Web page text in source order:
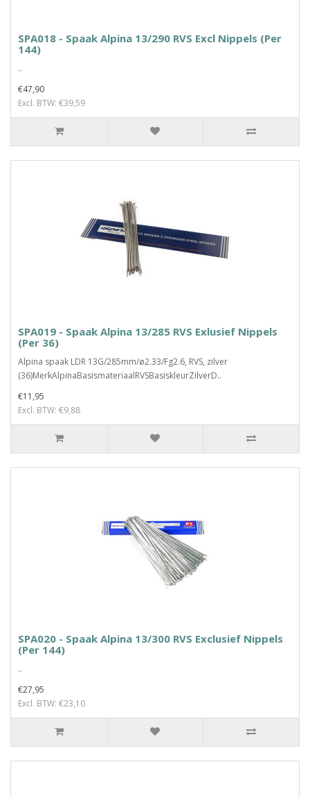
SPA018 - Spaak Alpina 13/290 RVS Excl Nippels (Per
144)
..
€47,90
Excl. BTW: €39,59
SPA019 - Spaak Alpina 13/285 RVS Exlusief Nippels
(Per 36)
Alpina spaak LDR 13G/285mm/ø2.33/Fg2.6, RVS, zilver
(36)MerkAlpinaBasismateriaalRVSBasiskleurZilverD..
€11,95
Excl. BTW: €9,88
SPA020 - Spaak Alpina 13/300 RVS Exclusief Nippels
(Per 144)
..
€27,95
Excl. BTW: €23,10